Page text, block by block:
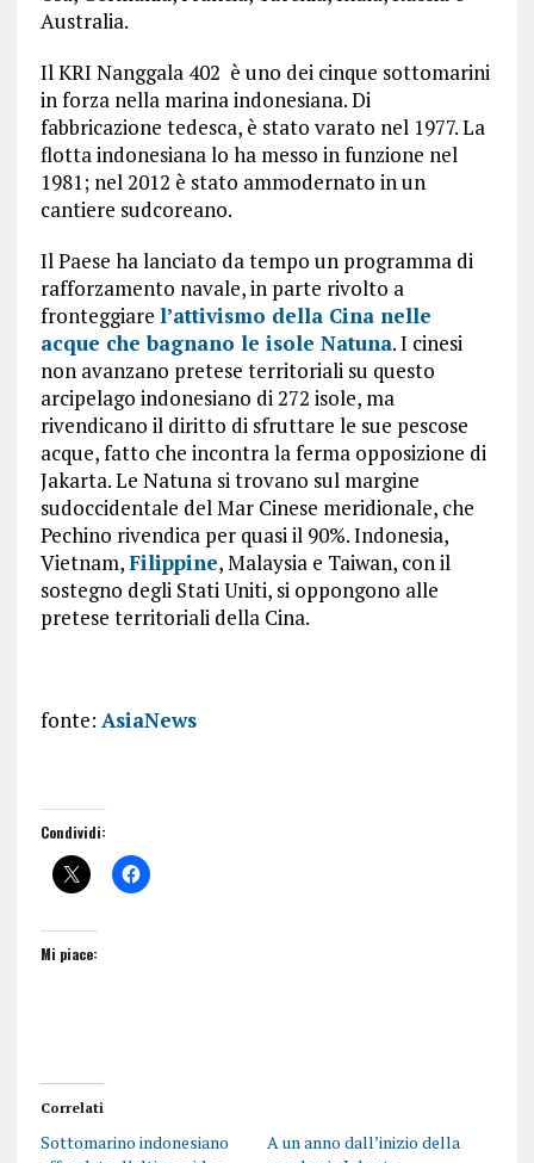
Australia.
Il KRI Nanggala 402 è uno dei cinque sottomarini
in forza nella marina indonesiana. Di
fabbricazione tedesca, è stato varato nel 1977. La
flotta indonesiana lo ha messo in funzione nel
1981; nel 2012 è stato ammodernato in un
cantiere sudcoreano.
Il Paese ha lanciato da tempo un programma di
rafforzamento navale, in parte rivolto a
fronteggiare l’attivismo della Cina nelle
acque che bagnano le isole Natuna. I cinesi
non avanzano pretese territoriali su questo
arcipelago indonesiano di 272 isole, ma
rivendicano il diritto di sfruttare le sue pescose
acque, fatto che incontra la ferma opposizione di
Jakarta. Le Natuna si trovano sul margine
sudoccidentale del Mar Cinese meridionale, che
Pechino rivendica per quasi il 90%. Indonesia,
Vietnam,Filippine, Malaysia e Taiwan, con il
sostegno degli Stati Uniti, si oppongono alle
pretese territoriali della Cina.
fonte: AsiaNews
Condividi:
Mi piace:
Correlati
Sottomarino indonesiano
A un anno dall’inizio della